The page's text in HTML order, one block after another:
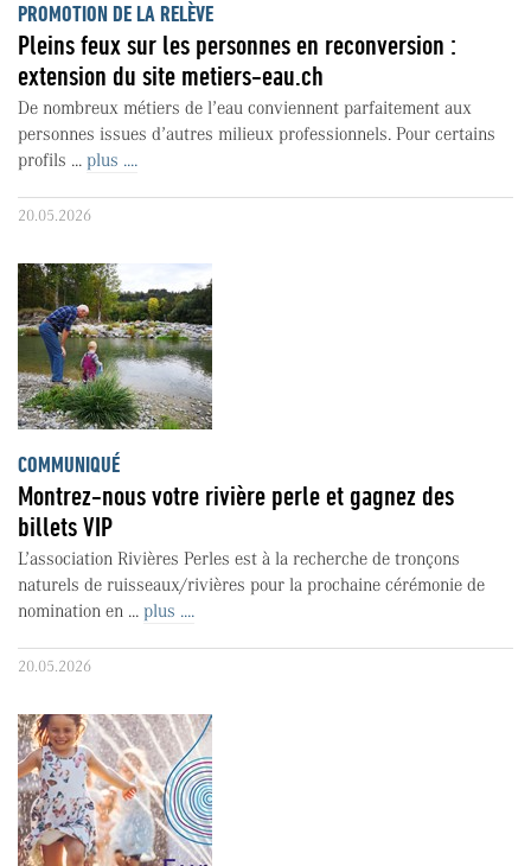
PROMOTION DE LA RELÈVE
Pleins feux sur les personnes en reconversion :
extension du site metiers-eau.ch
De nombreux métiers de l’eau conviennent parfaitement aux
personnes issues d’autres milieux professionnels. Pour certains
profils ... plus ....
20.05.2026
COMMUNIQUÉ
Montrez-nous votre rivière perle et gagnez des
billets VIP
L’association Rivières Perles est à la recherche de tronçons
naturels de ruisseaux/rivières pour la prochaine cérémonie de
nomination en ... plus ....
20.05.2026